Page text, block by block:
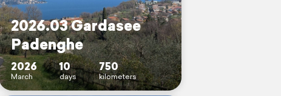
2026.03 Gardasee
Padenghe
2026
March
10
days
750
kilometers